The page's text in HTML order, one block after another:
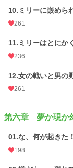
10.ミリーに嵌めら
261
11.ミリーはとにか
236
12.女の戦いと男の
261
第六章 夢か現か
01.な、何が起きた
198